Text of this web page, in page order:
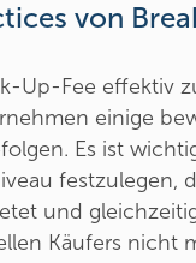
von
Up-Fee effektiv
einige
Es ist
festzulegen,
und
Käufers nicht